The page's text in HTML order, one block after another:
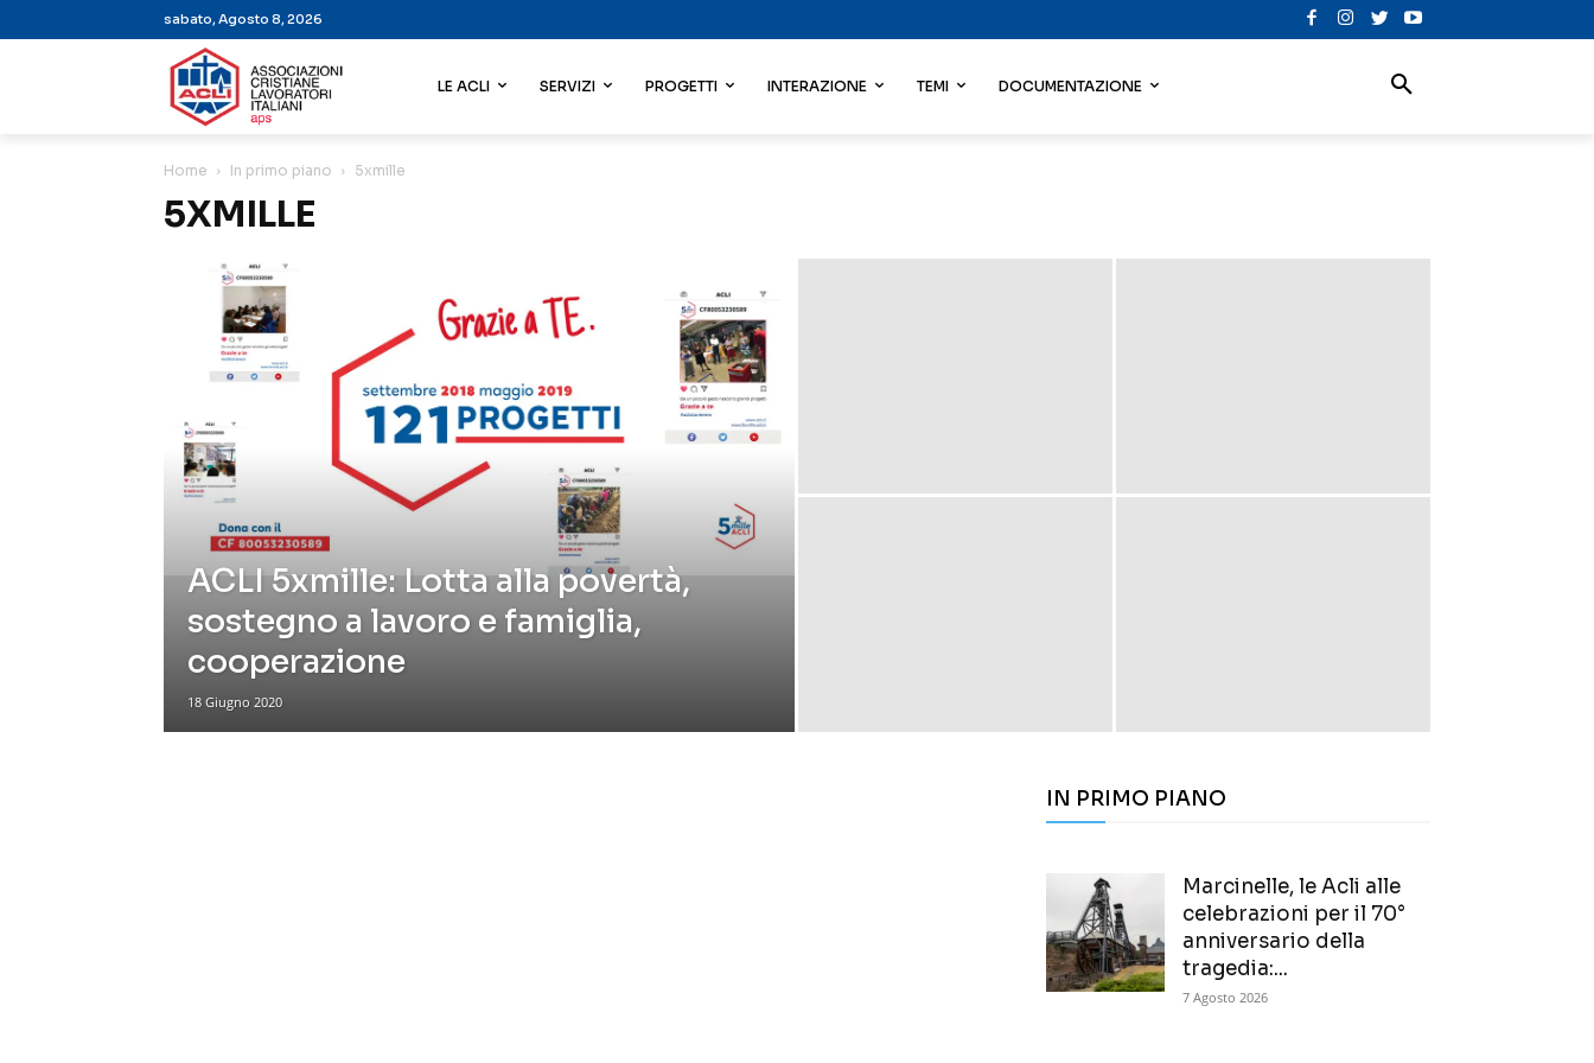
sabato, Agosto 8, 2026
LE ACLI SERVIZI PROGETTI INTERAZIONE TEMI DOCUMENTAZIONE
Home In primo piano 5xmille
5XMILLE
ACLI 5xmille: Lotta alla povertà,
sostegno a lavoro e famiglia,
cooperazione
18 Giugno 2020
IN PRIMO PIANO
Marcinelle, le Acli alle
celebrazioni per il 70°
anniversario della
tragedia:...
7 Agosto 2026